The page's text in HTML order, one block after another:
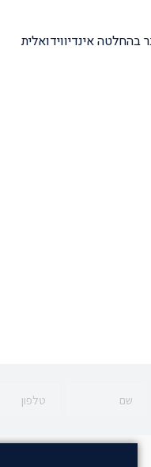
אינדיווידואלית